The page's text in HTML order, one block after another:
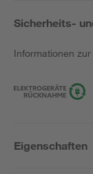
Sicherheits-
Informationen
Eigenschaften